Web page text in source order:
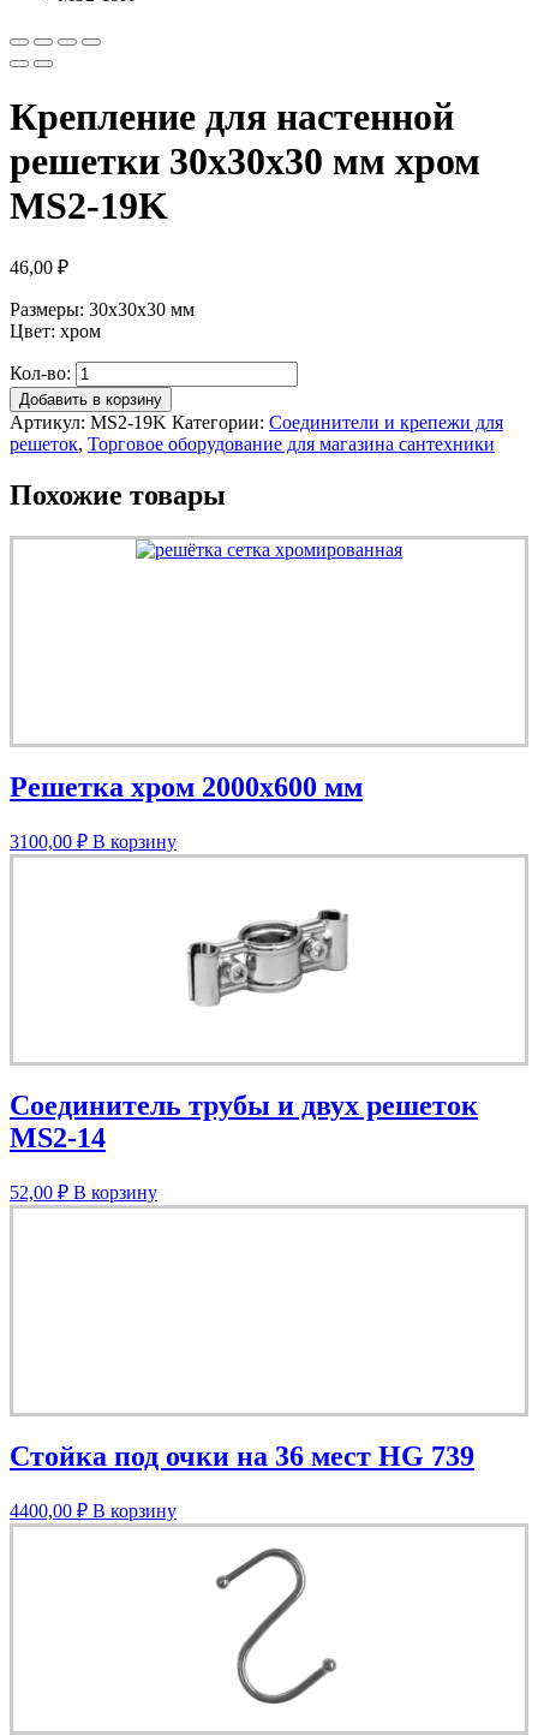
Крепление для настенной
решетки 30х30х30 мм хром
MS2-19K
46,00 ₽
Размеры: 30х30х30 мм
Цвет: хром
Кол-во:
Добавить в корзину
Артикул: MS2-19K Категории: Соединители и крепежи для
решеток, Торговое оборудование для магазина сантехники
Похожие товары
Решетка хром 2000х600 мм
3100,00 ₽ В корзину
Соединитель трубы и двух решеток
MS2-14
52,00 ₽ В корзину
Стойка под очки на 36 мест HG 739
4400,00 ₽ В корзину